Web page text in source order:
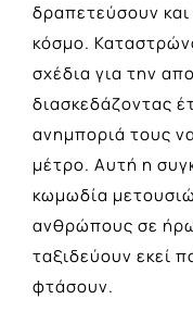
δραπετεύσουν
κόσμο.
σχέδια για την
διασκεδάζοντας
ανημποριά τους
μέτρο. Αυτή η
κωμωδία
ανθρώπους σε
ταξιδεύουν εκεί
φτάσουν.